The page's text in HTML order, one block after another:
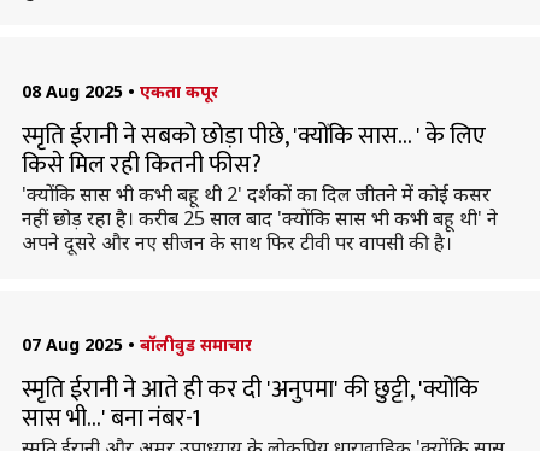
08 Aug 2025 • एकता कपूर
स्मृति ईरानी ने सबको छोड़ा पीछे, 'क्योंकि सास... ' के लिए
किसे मिल रही कितनी फीस?
'क्योंकि सास भी कभी बहू थी 2' दर्शकाें का दिल जीतने में कोई कसर
नहीं छोड़ रहा है। करीब 25 साल बाद 'क्योंकि सास भी कभी बहू थी' ने
अपने दूसरे और नए सीजन के साथ फिर टीवी पर वापसी की है।
07 Aug 2025 • बॉलीवुड समाचार
स्मृति ईरानी ने आते ही कर दी 'अनुपमा' की छुट्टी, 'क्योंकि
सास भी...' बना नंबर-1